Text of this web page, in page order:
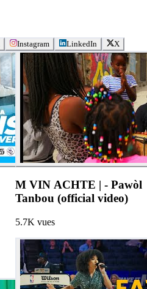
Instagram LinkedIn X
M VIN ACHTE | - Pawòl
Tanbou (official video)
5.7K vues